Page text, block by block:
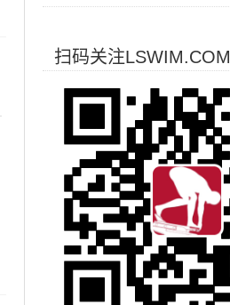
扫码关注LSWIM.COM